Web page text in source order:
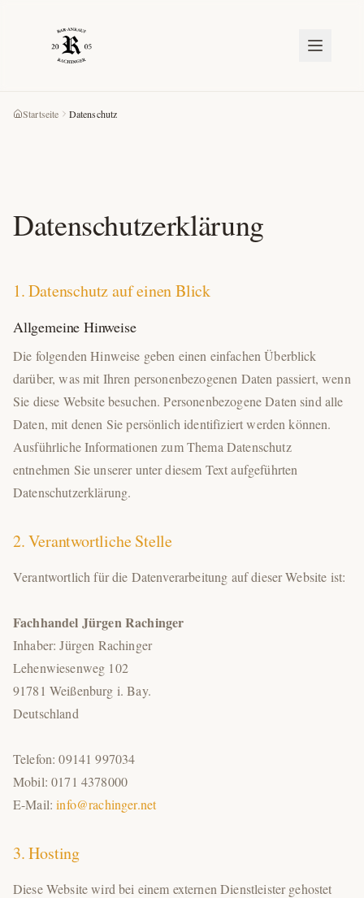
Startseite Datenschutz
Datenschutzerklärung
1. Datenschutz auf einen Blick
Allgemeine Hinweise
Die folgenden Hinweise geben einen einfachen Überblick
darüber, was mit Ihren personenbezogenen Daten passiert, wenn
Sie diese Website besuchen. Personenbezogene Daten sind alle
Daten, mit denen Sie persönlich identifiziert werden können.
Ausführliche Informationen zum Thema Datenschutz
entnehmen Sie unserer unter diesem Text aufgeführten
Datenschutzerklärung.
2. Verantwortliche Stelle
Verantwortlich für die Datenverarbeitung auf dieser Website ist:
Fachhandel Jürgen Rachinger
Inhaber: Jürgen Rachinger
Lehenwiesenweg 102
91781 Weißenburg i. Bay.
Deutschland
Telefon: 09141 997034
Mobil: 0171 4378000
E-Mail:info@rachinger.net
3. Hosting
Diese Website wird bei einem externen Dienstleister gehostet